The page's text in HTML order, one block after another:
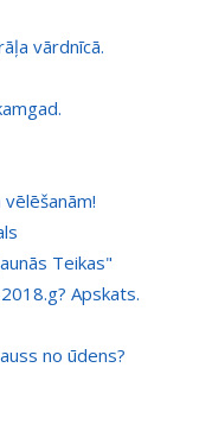
vārdnīcā.
Teikas"
Apskats.
no ūdens?